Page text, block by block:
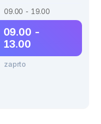
09.00 - 19.00
09.00 -
13.00
zaprto